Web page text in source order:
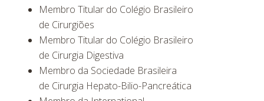
Membro Titular do Colégio Brasileiro
de Cirurgiões
Membro Titular do Colégio Brasileiro
de Cirurgia Digestiva
Membro da Sociedade Brasileira
de Cirurgia Hepato-Bilio-Pancreática